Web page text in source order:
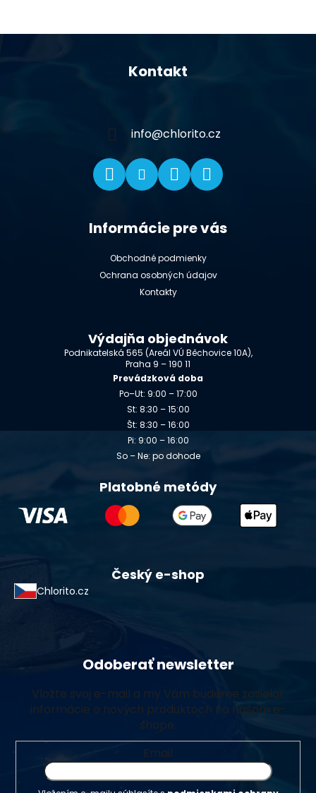
Z
Kontakt
info@chlorito.cz
Informácie pre vás
Obchodné podmienky
Ochrana osobných údajov
Kontakty
Výdajňa objednávok
Podnikatelská 565 (Areál VÚ Běchovice 10A),
Praha 9 – 190 11
Prevádzková doba
Po–Ut: 9:00 – 17:00
St: 8:30 – 15:00
Št: 8:30 – 16:00
Pi: 9:00 – 16:00
So – Ne: po dohode
Platobné metódy
Český e-shop
Chlorito.cz
Odoberať newsletter
Vložte svoj e-mail a my Vám budeme zasielať
informácie o nových produktoch na našom e-
shope.
Email